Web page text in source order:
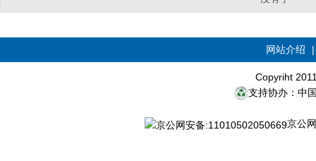
网站介绍
Copyriht
支持协办：中
京公